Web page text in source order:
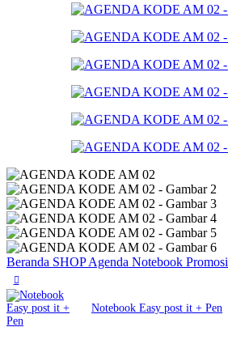
Beranda SHOPAgenda Notebook Promosi
Notebook Easy post it + Pen